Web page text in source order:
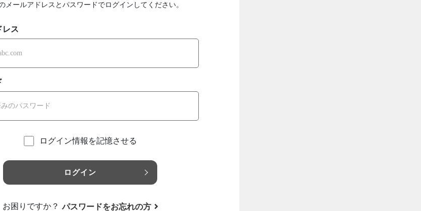
メールアドレスとパスワードでログインしてください。
レス
ログイン情報を記憶させる
ログイン
お困りですか？ パスワードをお忘れの方